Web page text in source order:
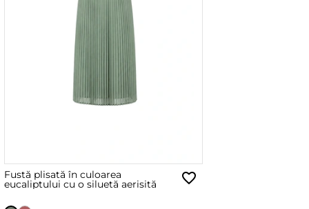
Fustă plisată în culoarea
eucaliptului cu o siluetă aerisită